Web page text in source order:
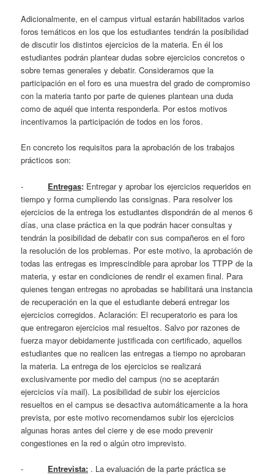
Adicionalmente, en el campus virtual estarán habilitados varios
foros temáticos en los que los estudiantes tendrán la posibilidad
de discutir los distintos ejercicios de la materia. En él los
estudiantes podrán plantear dudas sobre ejercicios concretos o
sobre temas generales y debatir. Consideramos que la
participación en el foro es una muestra del grado de compromiso
con la materia tanto por parte de quienes plantean una duda
como de aquél que intenta responderla. Por estos motivos
incentivamos la participación de todos en los foros.
En concreto los requisitos para la aprobación de los trabajos
prácticos son:
- Entregas: Entregar y aprobar los ejercicios requeridos en
tiempo y forma cumpliendo las consignas. Para resolver los
ejercicios de la entrega los estudiantes dispondrán de al menos 6
días, una clase práctica en la que podrán hacer consultas y
tendrán la posibilidad de debatir con sus compañeros en el foro
la resolución de los problemas. Por este motivo, la aprobación de
todas las entregas es imprescindible para aprobar los TTPP de la
materia, y estar en condiciones de rendir el examen final. Para
quienes tengan entregas no aprobadas se habilitará una instancia
de recuperación en la que el estudiante deberá entregar los
ejercicios corregidos. Aclaración: El recuperatorio es para los
que entregaron ejercicios mal resueltos. Salvo por razones de
fuerza mayor debidamente justificada con certificado, aquellos
estudiantes que no realicen las entregas a tiempo no aprobaran
la materia. La entrega de los ejercicios se realizará
exclusivamente por medio del campus (no se aceptarán
ejercicios vía mail). La posibilidad de subir los ejercicios
resueltos en el campus se desactiva automáticamente a la hora
prevista, por este motivo recomendamos subir los ejercicios
algunas horas antes del cierre y de ese modo prevenir
congestiones en la red o algún otro imprevisto.
- Entrevista: . La evaluación de la parte práctica se